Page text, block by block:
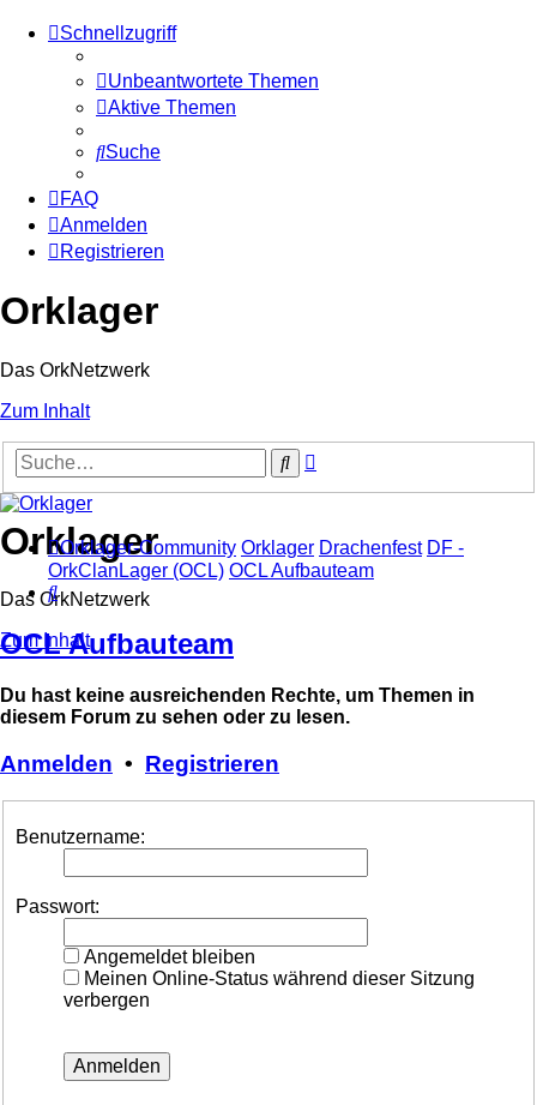
Schnellzugriff
Unbeantwortete Themen
Aktive Themen
Suche
FAQ
Anmelden
Registrieren
Orklager
Das OrkNetzwerk
Zum Inhalt
Suche
Orklager
Das OrkNetzwerk
Zum Inhalt
Orklager-Community Orklager Drachenfest DF -
OrkClanLager (OCL) OCL Aufbauteam
Suche
OCL Aufbauteam
Du hast keine ausreichenden Rechte, um Themen in
diesem Forum zu sehen oder zu lesen.
Anmelden • Registrieren
Benutzername:
Passwort:
Angemeldet bleiben
Meinen Online-Status während dieser Sitzung
verbergen